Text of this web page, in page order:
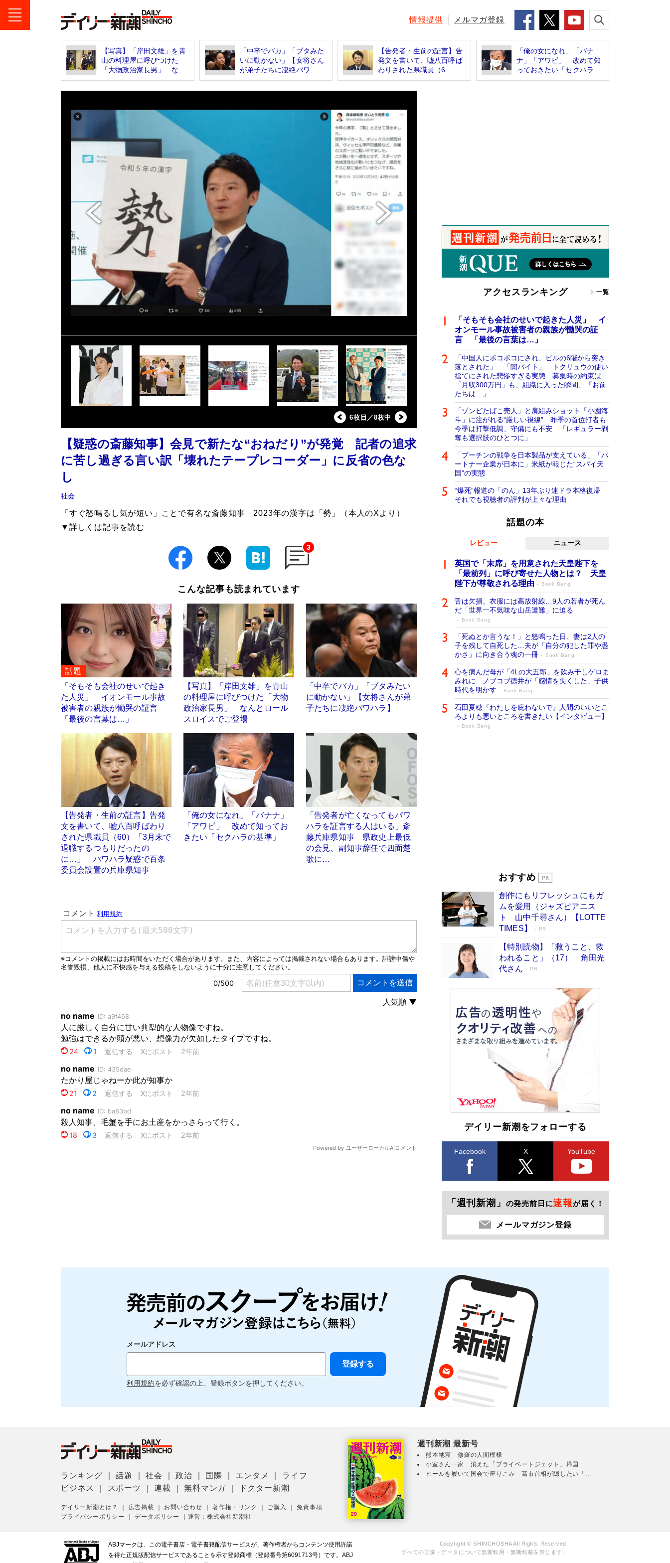
情報提供 メルマガ登録
【写真】「岸田文雄」を青
山の料理屋に呼びつけた
「大物政治家長男」 な...
「中卒でバカ」「ブタみた
いに動かない」【女将さん
が弟子たちに凄絶パワ...
【告発者・生前の証言】告
発文を書いて、嘘八百呼ば
わりされた県職員（6...
「俺の女になれ」「バナ
ナ」「アワビ」 改めて知
っておきたい「セクハラ...
6枚目／8枚中
【疑惑の斎藤知事】会見で新たな“おねだり”が発覚 記者の追求
に苦し過ぎる言い訳「壊れたテープレコーダー」に反省の色な
し
社会
「すぐ怒鳴るし気が短い」ことで有名な斎藤知事 2023年の漢字は「勢」（本人のXより）
▼詳しくは記事を読む
3
こんな記事も読まれています
話題
「そもそも会社のせいで起き
た人災」 イオンモール事故
被害者の親族が慟哭の証言
「最後の言葉は…」
【写真】「岸田文雄」を青山
の料理屋に呼びつけた「大物
政治家長男」 なんとロール
スロイスでご登場
「中卒でバカ」「ブタみたい
に動かない」【女将さんが弟
子たちに凄絶パワハラ】
【告発者・生前の証言】告発
文を書いて、嘘八百呼ばわり
された県職員（60）「3月末で
退職するつもりだったの
に…」 パワハラ疑惑で百条
委員会設置の兵庫県知事
「俺の女になれ」「バナナ」
「アワビ」 改めて知ってお
きたい「セクハラの基準」
「告発者が亡くなってもパワ
ハラを証言する人はいる」斎
藤兵庫県知事 県政史上最低
の会見、副知事辞任で四面楚
歌に…
アクセスランキング 一覧
「そもそも会社のせいで起きた人災」 イ
オンモール事故被害者の親族が慟哭の証
言 「最後の言葉は…」
「中国人にボコボコにされ、ビルの6階から突き
落とされた」 「闇バイト」 トクリュウの使い
捨てにされた悲惨すぎる実態 募集時の約束は
「月収300万円」も、組織に入った瞬間、「お前
たちは…」
「ゾンビたばこ売人」と肩組みショット「小園海
斗」に注がれる“厳しい視線” 昨季の首位打者も
今季は打撃低調、守備にも不安 「レギュラー剥
奪も選択肢のひとつに」
「プーチンの戦争を日本製品が支えている」「パ
ートナー企業が日本に」米紙が報じた“スパイ天
国”の実態
“爆死”報道の「のん」13年ぶり連ドラ本格復帰
それでも視聴者の評判が上々な理由
話題の本
レビュー ニュース
英国で「末席」を用意された天皇陛下を
「最前列」に呼び寄せた人物とは？ 天皇
陛下が尊敬される理由
Book Bang
舌は欠損、衣服には高放射線…9人の若者が死ん
だ「世界一不気味な山岳遭難」に迫る
Book Bang
「死ぬとか言うな！」と怒鳴った日、妻は2人の
子を残して自死した…夫が「自分の犯した罪や愚
かさ」に向き合う魂の一冊
Book Bang
心を病んだ母が「4Lの大五郎」を飲み干しゲロま
みれに…ノブコブ徳井が「感情を失くした」子供
時代を明かす
Book Bang
石田夏穂『わたしを庇わないで』人間のいいとこ
ろよりも悪いところを書きたい【インタビュー】
Book Bang
開発への関心を押し上げた18年の物語に幕 特装
Book Bang
友近氏、絶賛！ 鎌倉を舞台に、孤独を抱えた
人々が新たな一歩を踏み出す連作短篇集『海のほ
とりのプラネット』試し読み
おすすめ
創作にもリフレッシュにもガ
ムを愛用（ジャズピアニス
ト 山中千尋さん）【LOTTE
TIMES】
PR
【特別読物】「救うこと、救
われること」（17） 角田光
代さん
PR
デイリー新潮をフォローする
Facebook X YouTube
「週刊新潮」 の発売前日に速報が届く！
メールマガジン登録
メールアドレス
利用規約を必ず確認の上、登録ボタンを押してください。
ランキング ｜話題 ｜社会 ｜政治 国際 エンタメ
ライフ
ビジネス
スポーツ ｜連載 ｜無料マンガ ドクター新潮
デイリー新潮とは？ 広告掲載 お問い合わせ ｜著作権・リンク ご購入 ｜免責事項
プライバシーポリシー
｜データポリシー 運営：株式会社新潮社
週刊新潮 最新号
熊本地震 修羅の人間模様
小室さん一家 消えた「プライベートジェット」帰国
ヒールを履いて国会で座りこみ 高市首相が隠したい「...
ABJマークは、この電子書店・電子書籍配信サービスが、著作権者からコンテンツ使用許諾
を得た正規版配信サービスであることを示す登録商標（登録番号第6091713号）です。ABJ
Copyright © SHINCHOSHA All Rights Reserved.
すべての画像・データについて無断転用・無断転載を禁じます。